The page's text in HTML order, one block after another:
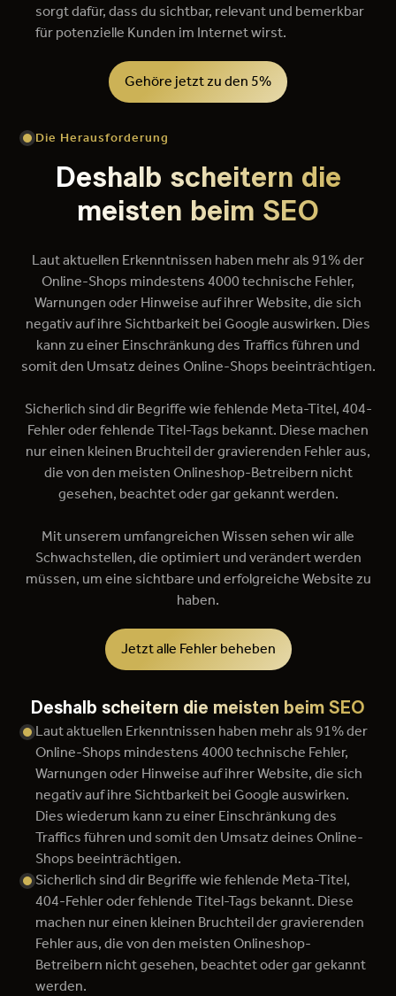
sorgt dafür, dass du sichtbar, relevant und bemerkbar
für potenzielle Kunden im Internet wirst.
Gehöre jetzt zu den 5%
Die Herausforderung
Deshalb scheitern die
meisten beim SEO
Laut aktuellen Erkenntnissen haben mehr als 91% der
Online-Shops mindestens 4000 technische Fehler,
Warnungen oder Hinweise auf ihrer Website, die sich
negativ auf ihre Sichtbarkeit bei Google auswirken. Dies
kann zu einer Einschränkung des Traffics führen und
somit den Umsatz deines Online-Shops beeinträchtigen.
Sicherlich sind dir Begriffe wie fehlende Meta-Titel, 404-
Fehler oder fehlende Titel-Tags bekannt. Diese machen
nur einen kleinen Bruchteil der gravierenden Fehler aus,
die von den meisten Onlineshop-Betreibern nicht
gesehen, beachtet oder gar gekannt werden.
Mit unserem umfangreichen Wissen sehen wir alle
Schwachstellen, die optimiert und verändert werden
müssen, um eine sichtbare und erfolgreiche Website zu
haben.
Jetzt alle Fehler beheben
Deshalb scheitern die meisten beim SEO
Laut aktuellen Erkenntnissen haben mehr als 91% der
Online-Shops mindestens 4000 technische Fehler,
Warnungen oder Hinweise auf ihrer Website, die sich
negativ auf ihre Sichtbarkeit bei Google auswirken.
Dies wiederum kann zu einer Einschränkung des
Traffics führen und somit den Umsatz deines Online-
Shops beeinträchtigen.
Sicherlich sind dir Begriffe wie fehlende Meta-Titel,
404-Fehler oder fehlende Titel-Tags bekannt. Diese
machen nur einen kleinen Bruchteil der gravierenden
Fehler aus, die von den meisten Onlineshop-
Betreibern nicht gesehen, beachtet oder gar gekannt
werden.